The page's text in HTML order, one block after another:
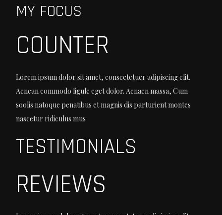
MY FOCUS
COUNTER
Lorem ipsum dolor sit amet, consectetuer adipiscing elit.
Aenean commodo ligule eget dolor. Aenaen massa, Cum
soolis natoque penatibus et magnis dis parturient montes
nascetur ridiculus mus
TESTIMONIALS
REVIEWS